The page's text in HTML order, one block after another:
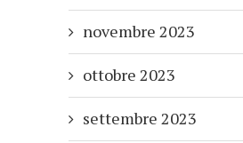
novembre 2023
ottobre 2023
settembre 2023